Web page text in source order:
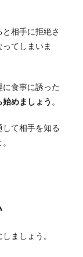
相手に拒絶さ
てしまいま
食事に誘った
めましょう 。
て相手を知る
ましょう。